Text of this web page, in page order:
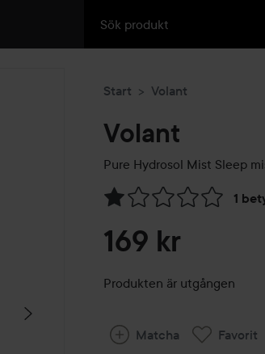
Start Volant
Volant
Pure Hydrosol Mist Sleep
1
Hoppa till Betyg &
169 kr
Produkten är utgången
Matcha Favorit